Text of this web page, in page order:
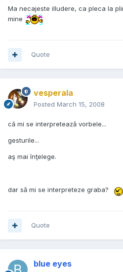
Ma necajeste illudere, ca pleca la
mine
Quote
vesperala
Posted March 15, 2008
că mi se interpretează vorbele...
gesturile...
aş mai înţelege.
dar să mi se interpreteze graba?
Quote
blue eyes